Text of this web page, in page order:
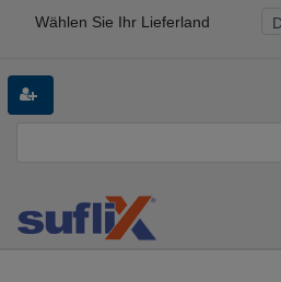
Wählen Sie Ihr Lieferland